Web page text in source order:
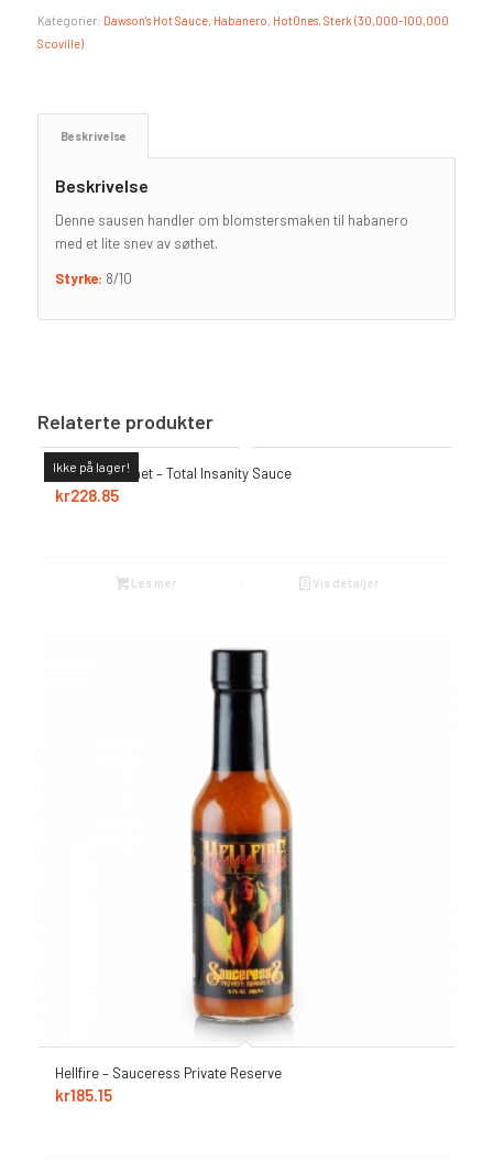
Kategorier: Dawson's Hot Sauce, Habanero, HotOnes, Sterk (30,000-100,000
Scoville)
Beskrivelse
Beskrivelse
Denne sausen handler om blomstersmaken til habanero
med et lite snev av søthet.
Styrke: 8/10
Relaterte produkter
Ikke på lager!
Dave’s Gourmet – Total Insanity Sauce
kr228.85
Les mer Vis detaljer
Hellfire – Sauceress Private Reserve
kr185.15